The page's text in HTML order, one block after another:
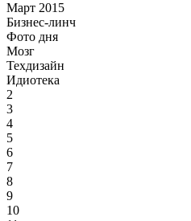
Март 2015
Бизнес-линч
Фото дня
Мозг
Техдизайн
Идиотека
2
3
4
5
6
7
8
9
10